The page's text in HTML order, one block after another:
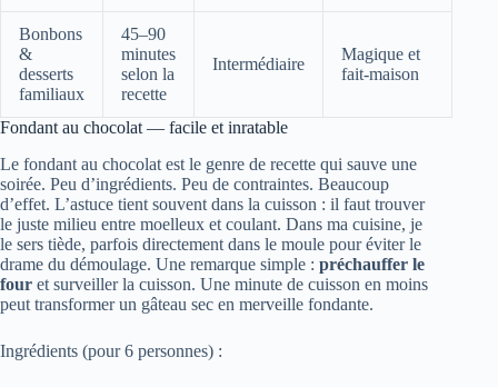
Bonbons
&
desserts
familiaux
45–90
minutes
selon la
recette
Intermédiaire
Magique et
fait-maison
Fondant au chocolat — facile et inratable
Le fondant au chocolat est le genre de recette qui sauve une
soirée. Peu d’ingrédients. Peu de contraintes. Beaucoup
d’effet. L’astuce tient souvent dans la cuisson : il faut trouver
le juste milieu entre moelleux et coulant. Dans ma cuisine, je
le sers tiède, parfois directement dans le moule pour éviter le
drame du démoulage. Une remarque simple : préchauffer le
four et surveiller la cuisson. Une minute de cuisson en moins
peut transformer un gâteau sec en merveille fondante.
Ingrédients (pour 6 personnes) :